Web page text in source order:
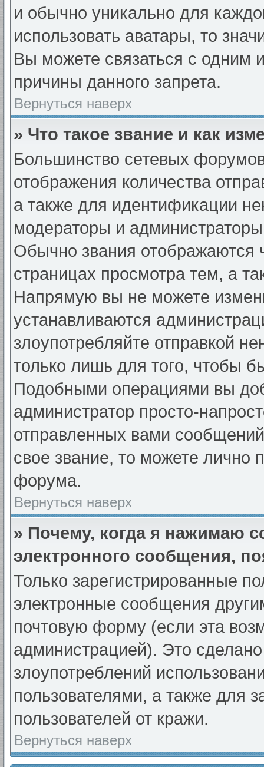
и обычно уникально для
использовать аватары, то
Вы можете связаться с одним
причины данного запрета.
Вернуться наверх
» Что такое звание и как
Большинство сетевых
отображения количества
а также для идентификации
модераторы и
Обычно звания отображаются
страницах просмотра тем, а
Напрямую вы не можете
устанавливаются
злоупотребляйте отправкой
только лишь для того, чтобы
Подобными операциями вы
администратор просто-
отправленных вами
свое звание, то можете лично
форума.
Вернуться наверх
» Почему, когда я нажимаю
электронного сообщения,
Только зарегистрированные
электронные сообщения
почтовую форму (если эта
администрацией). Это
злоупотреблений
пользователями, а также для
пользователей от кражи.
Вернуться наверх